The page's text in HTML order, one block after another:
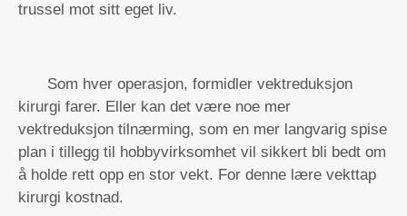
trussel mot sitt eget liv.
Som hver operasjon, formidler vektreduksjon
kirurgi farer. Eller kan det være noe mer
vektreduksjon tilnærming, som en mer langvarig spise
plan i tillegg til hobbyvirksomhet vil sikkert bli bedt om
å holde rett opp en stor vekt. For denne lære vekttap
kirurgi kostnad.